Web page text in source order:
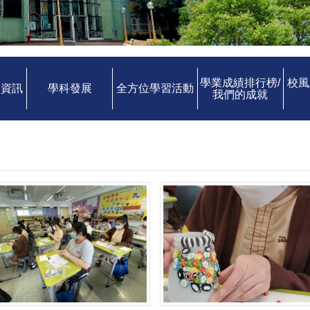
訊 學科發展 全方位學習活動
學業成績排行榜/
我們的成就
校